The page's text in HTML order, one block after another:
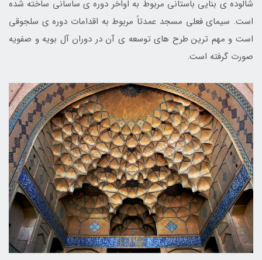
شالوده ی بنایی باستانی مربوط به اواخر دوره ی ساسانی ساخته شده
است. سیمای فعلی مسجد عمدتاً مربوط به اقدامات دوره ی سلجوقی
است و مهم ترین طرح های توسعه ی آن در دوران آل بویه و صفویه
صورت گرفته است.